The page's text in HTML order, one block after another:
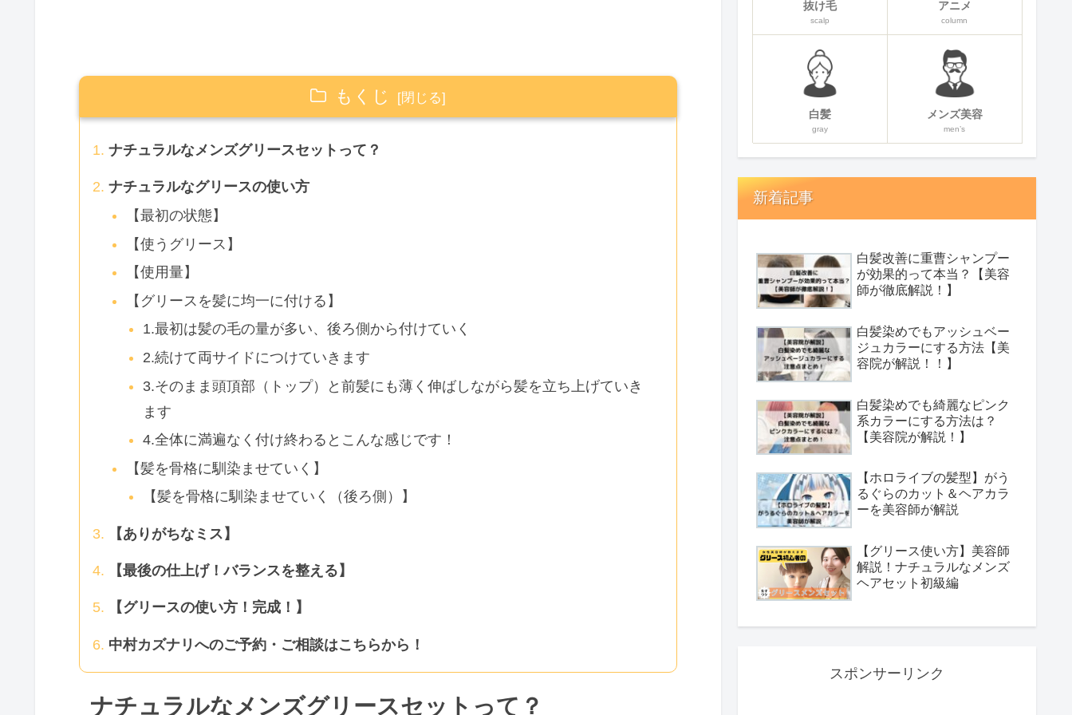
もくじ
ナチュラルなメンズグリースセットって？
ナチュラルなグリースの使い方
【最初の状態】
【使うグリース】
【使用量】
【グリースを髪に均一に付ける】
1.最初は髪の毛の量が多い、後ろ側から付けていく
2.続けて両サイドにつけていきます
3.そのまま頭頂部（トップ）と前髪にも薄く伸ばしながら髪を立ち上げていき
ます
4.全体に満遍なく付け終わるとこんな感じです！
【髪を骨格に馴染ませていく】
【髪を骨格に馴染ませていく（後ろ側）】
【ありがちなミス】
【最後の仕上げ！バランスを整える】
【グリースの使い方！完成！】
中村カズナリへのご予約・ご相談はこちらから！
ナチュラルなメンズグリースセットって？
抜け毛
scalp
アニメ
column
白髪
gray
メンズ美容
men’s
新着記事
白髪改善に重曹シャンプー
が効果的って本当？【美容
師が徹底解説！】
白髪染めでもアッシュベー
ジュカラーにする方法【美
容院が解説！！】
白髪染めでも綺麗なピンク
系カラーにする方法は？
【美容院が解説！】
【ホロライブの髪型】がう
るぐらのカット＆ヘアカラ
ーを美容師が解説
【グリース使い方】美容師
解説！ナチュラルなメンズ
ヘアセット初級編
スポンサーリンク